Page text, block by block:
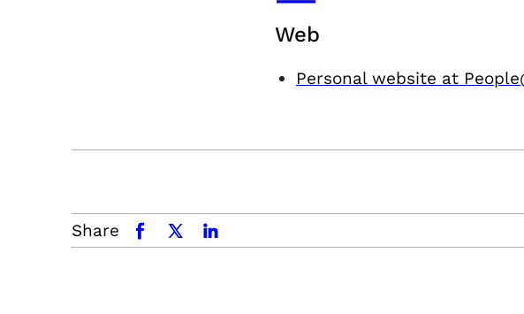
Web
Personal website at
Share facebookx.comlinkedin